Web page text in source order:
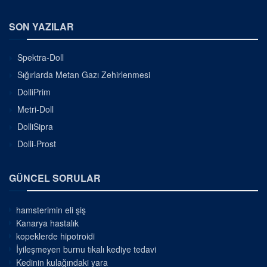
SON YAZILAR
Spektra-Doll
Sığırlarda Metan Gazı Zehirlenmesi
DolliPrim
Metri-Doll
DolliSipra
Dolli-Prost
GÜNCEL SORULAR
hamsterimin eli şiş
Kanarya hastalık
kopeklerde hipotroidi
İyileşmeyen burnu tıkalı kediye tedavi
Kedinin kulağındaki yara